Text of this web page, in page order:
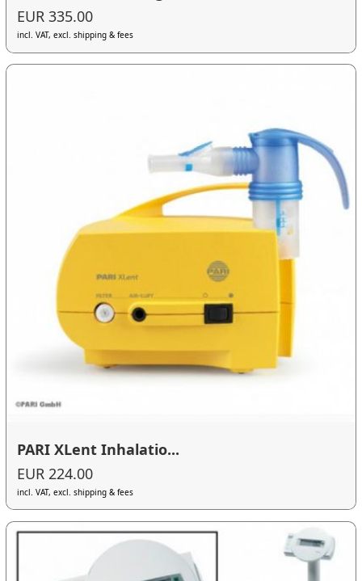
EUR 335.00
incl. VAT, excl. shipping & fees
PARI XLent Inhalatio...
EUR 224.00
incl. VAT, excl. shipping & fees